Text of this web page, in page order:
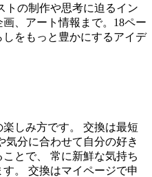
トの制作や思考に迫るイン
、アート情報まで。18ペー
をもっと豊かにするアイデ
しみ方です。 交換は最短
気分に合わせて自分の好き
とで、 常に新鮮な気持ち
。 交換はマイページで申